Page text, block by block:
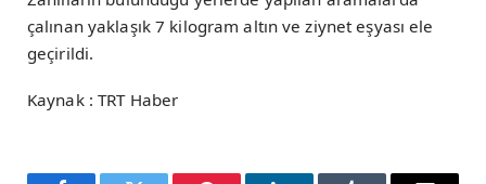
çalınan yaklaşık 7 kilogram altın ve ziynet eşyası ele
geçirildi.
Kaynak : TRT Haber